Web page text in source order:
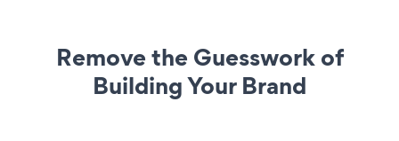
Remove the Guesswork of
Building Your Brand